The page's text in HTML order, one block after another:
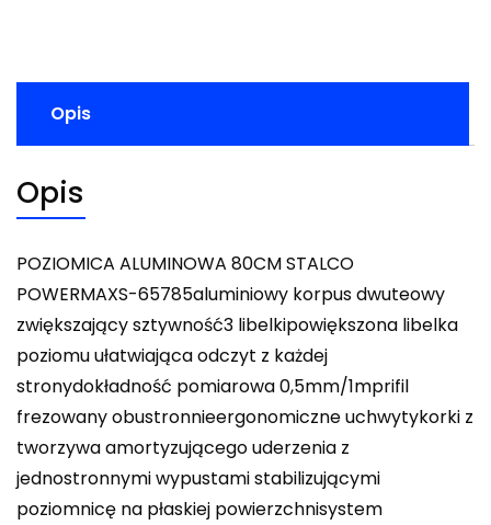
Opis
Opis
POZIOMICA ALUMINOWA 80CM STALCO
POWERMAXS-65785aluminiowy korpus dwuteowy
zwiększający sztywność3 libelkipowiększona libelka
poziomu ułatwiająca odczyt z każdej
stronydokładność pomiarowa 0,5mm/1mprifil
frezowany obustronnieergonomiczne uchwytykorki z
tworzywa amortyzującego uderzenia z
jednostronnymi wypustami stabilizującymi
poziomnicę na płaskiej powierzchnisystem